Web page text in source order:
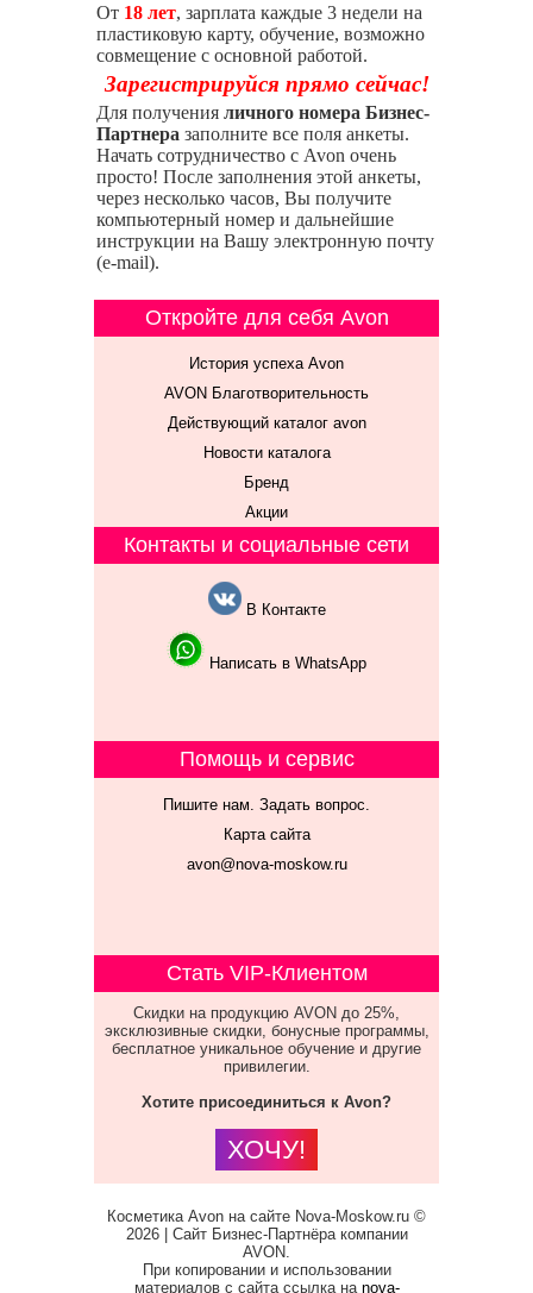
От 18 лет, зарплата каждые 3 недели на
пластиковую карту, обучение, возможно
совмещение с основной работой.
Зарегистрируйся прямо сейчас!
Для получения личного номера Бизнес-
Партнера заполните все поля анкеты.
Начать сотрудничество с Avon очень
просто! После заполнения этой анкеты,
через несколько часов, Вы получите
компьютерный номер и дальнейшие
инструкции на Вашу электронную почту
(e-mail).
Откройте для себя Avon
История успеха Avon
AVON Благотворительность
Действующий каталог avon
Новости каталога
Бренд
Акции
Контакты и социальные сети
В Контакте
Написать в WhatsApp
Помощь и сервис
Пишите нам. Задать вопрос.
Карта сайта
avon@nova-moskow.ru
Стать VIP-Клиентом
Скидки на продукцию AVON до 25%,
эксклюзивные скидки, бонусные программы,
бесплатное уникальное обучение и другие
привилегии.
Хотите присоединиться к Avon?
ХОЧУ!
Косметика Avon на сайте Nova-Moskow.ru ©
2026 | Сайт Бизнес-Партнёра компании
AVON.
При копировании и использовании
материалов с сайта ссылка на nova-